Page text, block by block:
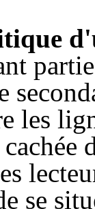
les
se